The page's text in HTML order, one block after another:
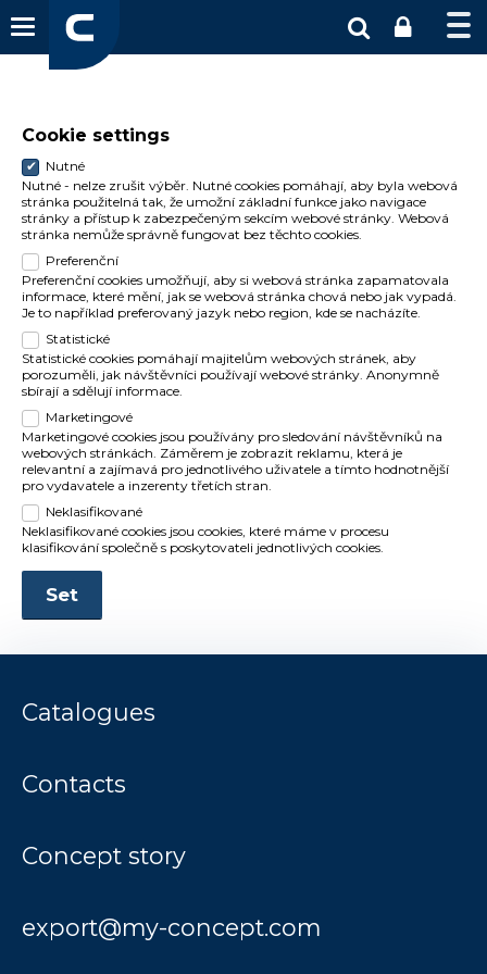
Cookie settings
Nutné
Nutné - nelze zrušit výběr. Nutné cookies pomáhají, aby byla webová
stránka použitelná tak, že umožní základní funkce jako navigace
stránky a přístup k zabezpečeným sekcím webové stránky. Webová
stránka nemůže správně fungovat bez těchto cookies.
Preferenční
Preferenční cookies umožňují, aby si webová stránka zapamatovala
informace, které mění, jak se webová stránka chová nebo jak vypadá.
Je to například preferovaný jazyk nebo region, kde se nacházíte.
Statistické
Statistické cookies pomáhají majitelům webových stránek, aby
porozuměli, jak návštěvníci používají webové stránky. Anonymně
sbírají a sdělují informace.
Marketingové
Marketingové cookies jsou používány pro sledování návštěvníků na
webových stránkách. Záměrem je zobrazit reklamu, která je
relevantní a zajímavá pro jednotlivého uživatele a tímto hodnotnější
pro vydavatele a inzerenty třetích stran.
Neklasifikované
Neklasifikované cookies jsou cookies, které máme v procesu
klasifikování společně s poskytovateli jednotlivých cookies.
Set
Catalogues
Contacts
Concept story
export@my-concept.com